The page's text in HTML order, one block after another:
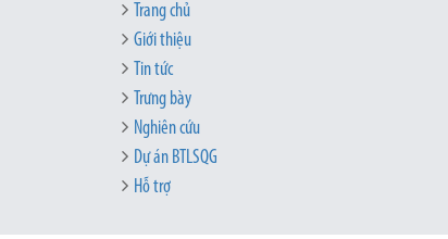
Trang chủ
Giới thiệu
Tin tức
Trưng bày
Nghiên cứu
Dự án BTLSQG
Hỗ trợ